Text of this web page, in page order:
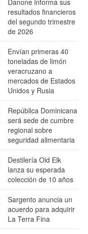
resultados financieros
del segundo trimestre
de 2026
Envían primeras 40
toneladas de limón
veracruzano a
mercados de Estados
Unidos y Rusia
República Dominicana
será sede de cumbre
regional sobre
seguridad alimentaria
Destilería Old Elk
lanza su esperada
colección de 10 años
Sargento anuncia un
acuerdo para adquirir
La Terra Fina